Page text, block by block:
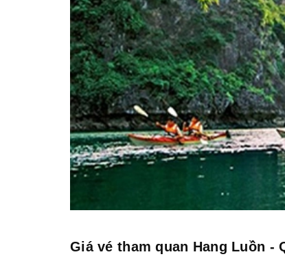
Giá vé tham quan Hang Luồn -